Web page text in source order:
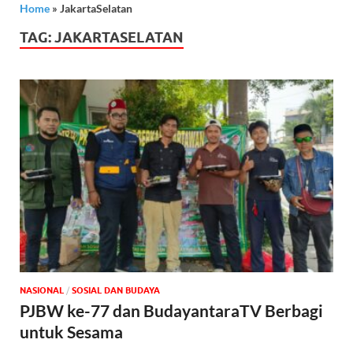
Home » JakartaSelatan
TAG:JAKARTASELATAN
NASIONAL / SOSIAL DAN BUDAYA
PJBW ke-77 dan BudayantaraTV Berbagi
untuk Sesama